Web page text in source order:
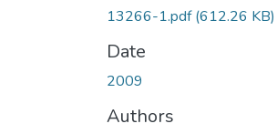
13266-1.pdf(612.26 KB)
Date
2009
Authors